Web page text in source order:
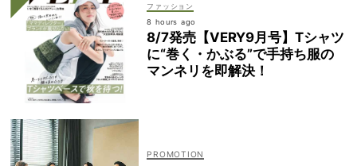
ファッション
8 hours ago
8/7発売【VERY9月号】Tシャツ
に“巻く・かぶる”で手持ち服の
マンネリを即解決！